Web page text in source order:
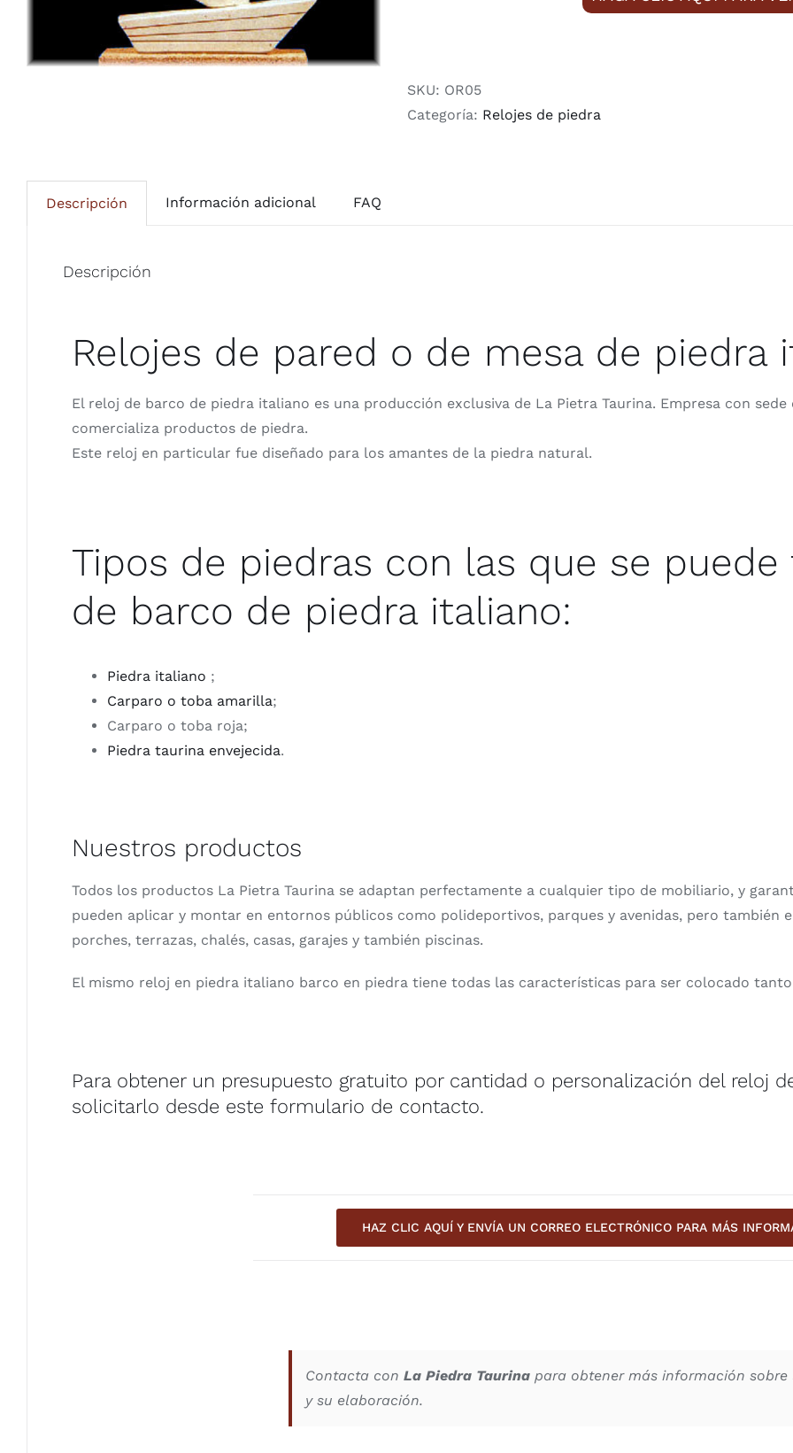
SKU: OR05
Categoría: Relojes de piedra
Descripción Información adicional FAQ
Descripción
Relojes de pared o de mesa de piedra
El reloj de barco de piedra italiano es una producción exclusiva de La Pietra Taurina. Empresa con
comercializa productos de piedra.
Este reloj en particular fue diseñado para los amantes de la piedra natural.
Tipos de piedras con las que se
de barco de piedra italiano:
Piedra italiano ;
Carparo o toba amarilla;
Carparo o toba roja;
Piedra taurina envejecida.
Nuestros productos
Todos los productos La Pietra Taurina se adaptan perfectamente a cualquier tipo de mobiliario, y
pueden aplicar y montar en entornos públicos como polideportivos, parques y avenidas, pero también
porches, terrazas, chalés, casas, garajes y también piscinas.
El mismo reloj en piedra italiano barco en piedra tiene todas las características para ser colocado
Para obtener un presupuesto gratuito por cantidad o personalización del reloj
solicitarlo desde este formulario de contacto.
HAZ CLIC AQUÍ Y ENVÍA UN CORREO ELECTRÓNICO PARA MÁS
Contacta con La Piedra Taurinapara obtener más información sobre
y su elaboración.